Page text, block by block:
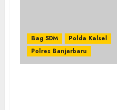
Bag SDM
Polda Kalsel
Polres Banjarbaru